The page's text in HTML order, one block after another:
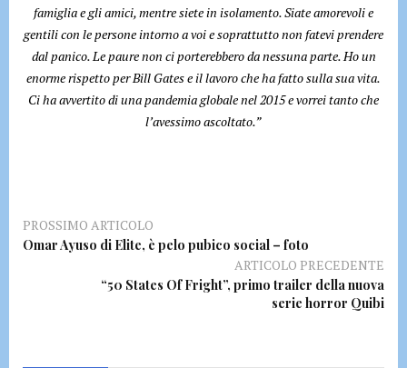
famiglia e gli amici, mentre siete in isolamento. Siate amorevoli e
gentili con le persone intorno a voi e soprattutto non fatevi prendere
dal panico. Le paure non ci porterebbero da nessuna parte. Ho un
enorme rispetto per Bill Gates e il lavoro che ha fatto sulla sua vita.
Ci ha avvertito di una pandemia globale nel 2015 e vorrei tanto che
l’avessimo ascoltato.”
PROSSIMO ARTICOLO
Omar Ayuso di Elite, è pelo pubico social – foto
ARTICOLO PRECEDENTE
“50 States Of Fright”, primo trailer della nuova
serie horror Quibi